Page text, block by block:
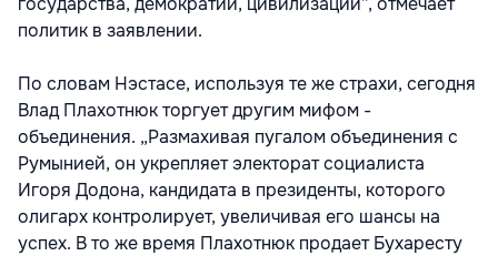
политик в заявлении.
По словам Нэстасе, используя те же страхи, сегодня
Влад Плахотнюк торгует другим мифом -
объединения. „Размахивая пугалом объединения с
Румынией, он укрепляет электорат социалиста
Игоря Додона, кандидата в президенты, которого
олигарх контролирует, увеличивая его шансы на
успех. В то же время Плахотнюк продает Бухаресту